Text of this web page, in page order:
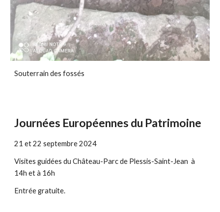
Souterrain des fossés
Journées Européennes du Patrimoine
21 et 22 septembre 2024
Visites guidées du Château-Parc de Plessis-Saint-Jean à
14h et à 16h
Entrée gratuite.